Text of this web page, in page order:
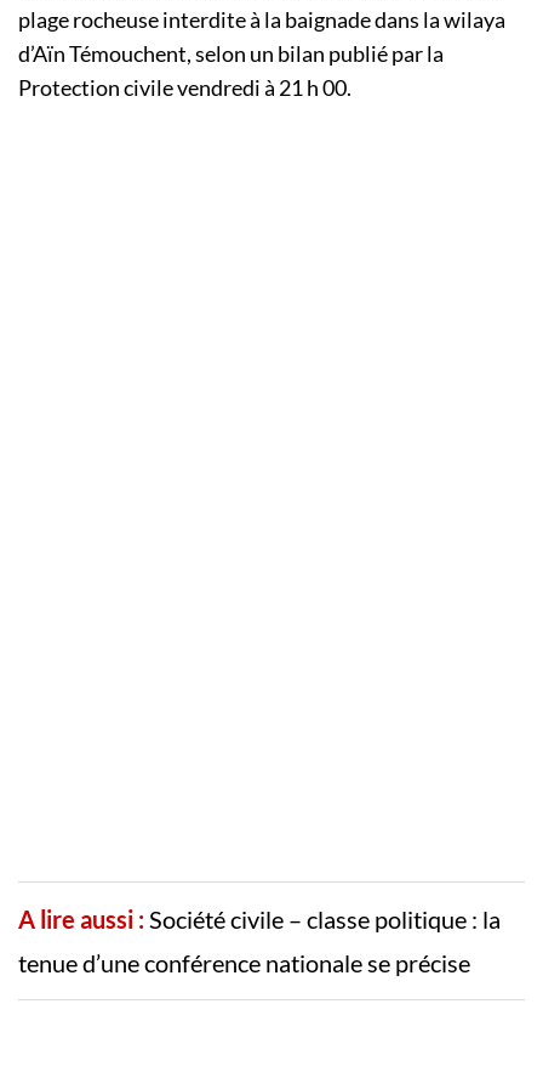
plage rocheuse interdite à la baignade dans la wilaya
d’Aïn Témouchent, selon un bilan publié par la
Protection civile vendredi à 21 h 00.
A lire aussi : Société civile – classe politique : la
tenue d’une conférence nationale se précise